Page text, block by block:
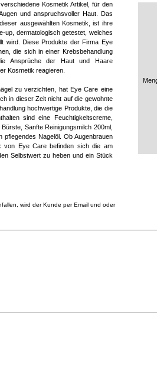
Kosmetik Artikel, für den
und anspruchsvoller Haut. Das
ausgewählten Kosmetik, ist ihre
up, dermatologisch getestet, welches
wird. Diese Produkte der Firma Eye
die sich in einer Krebsbehandlung
Ansprüche der Haut und Haare
Kosmetik reagieren.
zu verzichten, hat Eye Care eine
in dieser Zeit nicht auf die gewohnte
hochwertige Produkte, die die
sind eine Feuchtigkeitscreme,
Sanfte Reinigungsmilch 200ml,
Nagelöl. Ob Augenbrauen
von Eye Care befinden sich die am
Selbstwert zu heben und ein Stück
wird der Kunde per Email und oder